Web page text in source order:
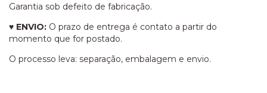
Garantia sob defeito de fabricação.
♥ ENVIO: O prazo de entrega é contato a partir do
momento que for postado.
O processo leva: separação, embalagem e envio.